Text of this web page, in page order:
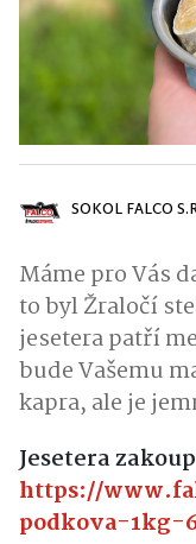
SOKOL FALCO
Máme pro Vás
to byl Žraločí
jesetera patří
bude Vašemu
kapra, ale je
Jesetera
https://
podkova-1kg-